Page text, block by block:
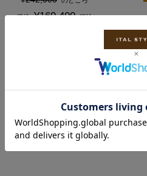
価格 ¥169,400 税込